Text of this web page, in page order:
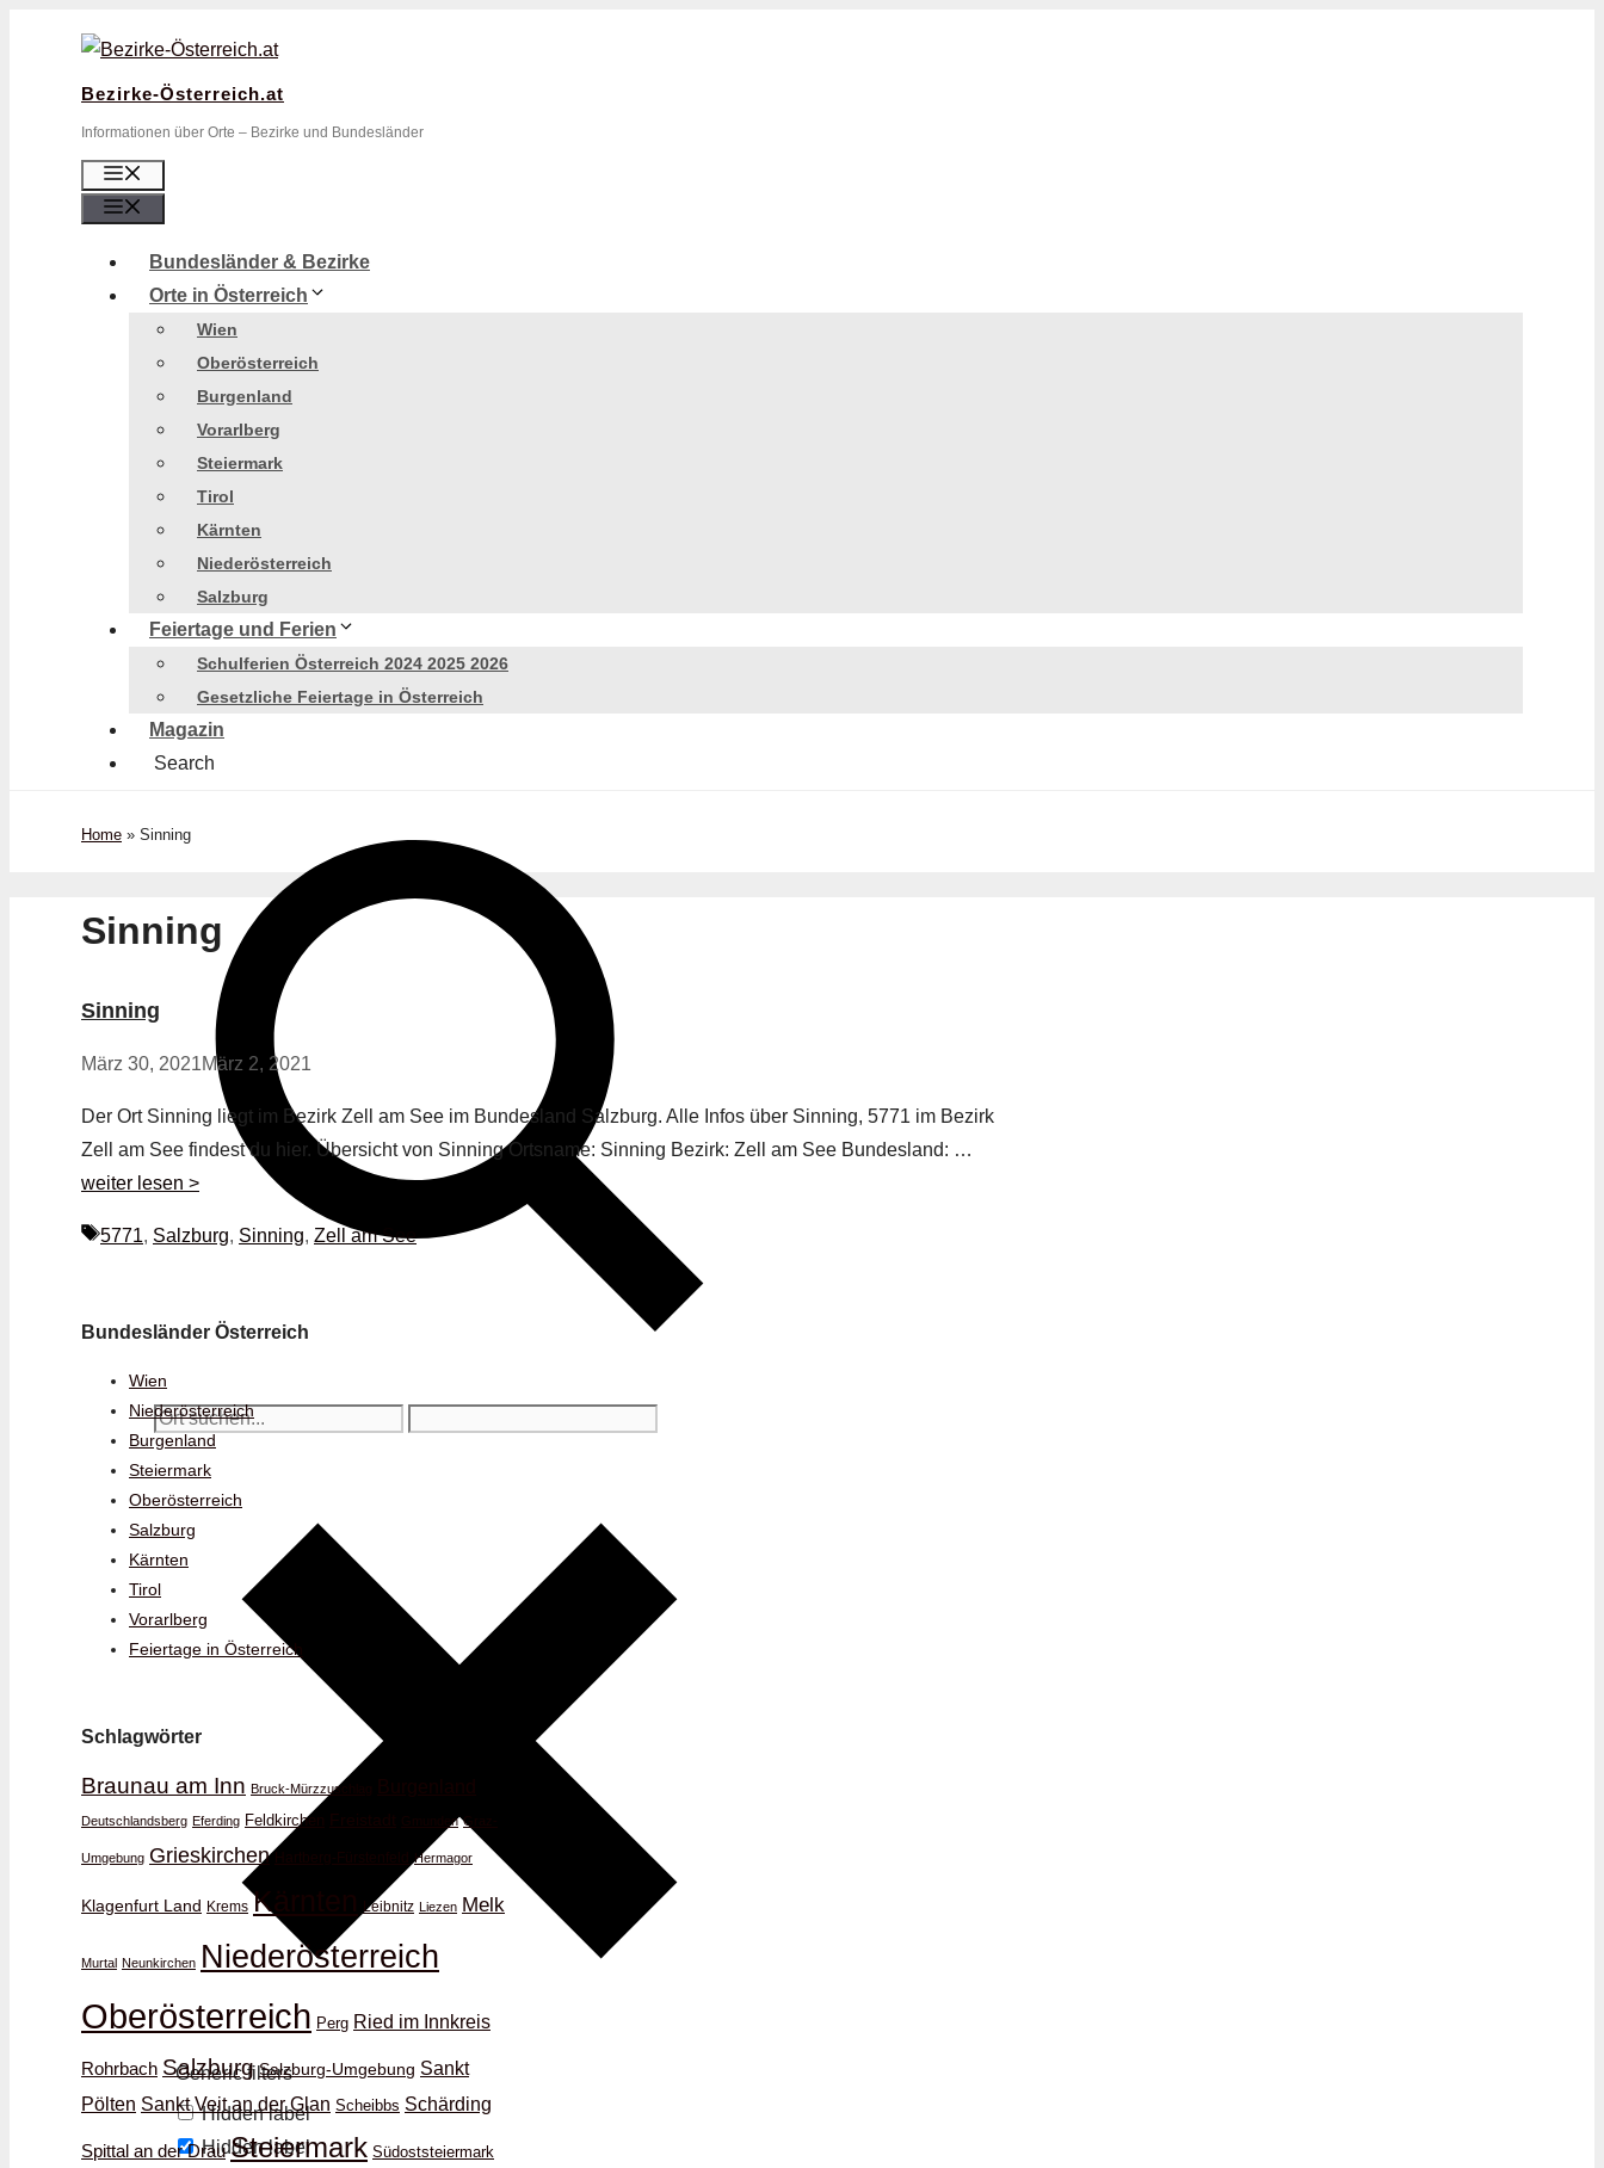
Bezirke-Österreich.at
Informationen über Orte – Bezirke und Bundesländer
Bundesländer & Bezirke
Orte in Österreich
Wien
Oberösterreich
Burgenland
Vorarlberg
Steiermark
Tirol
Kärnten
Niederösterreich
Salzburg
Feiertage und Ferien
Schulferien Österreich 2024 2025 2026
Gesetzliche Feiertage in Österreich
Magazin
Search
Generic filters
Hidden label
Hidden label
Home » Sinning
Sinning
Sinning
März 30, 2021März 2, 2021
Der Ort Sinning liegt im Bezirk Zell am See im Bundesland Salzburg. Alle Infos über Sinning, 5771 im Bezirk
Zell am See findest du hier. Übersicht von Sinning Ortsname: Sinning Bezirk: Zell am See Bundesland: …
weiter lesen >
Schlagwörter
5771, Salzburg, Sinning, Zell am See
Bundesländer Österreich
Wien
Niederösterreich
Burgenland
Steiermark
Oberösterreich
Salzburg
Kärnten
Tirol
Vorarlberg
Feiertage in Österreich
Schlagwörter
Braunau am Inn Bruck-Mürzzuschlag
Deutschlandsberg Eferding Feldkirchen Gmunden Graz-
Umgebung Grieskirchen Hermagor
Klagenfurt Land Krems Kärnten Leibnitz Liezen Melk
Murtal Neunkirchen Niederösterreich
Oberösterreich Perg Ried im Innkreis
Rohrbach Salzburg Salzburg-Umgebung Sankt
Pölten Sankt Veit an der Glan Scheibbs Schärding
Spittal an der Drau Steiermark Südoststeiermark